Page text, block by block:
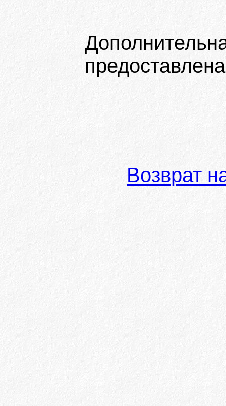
Возврат